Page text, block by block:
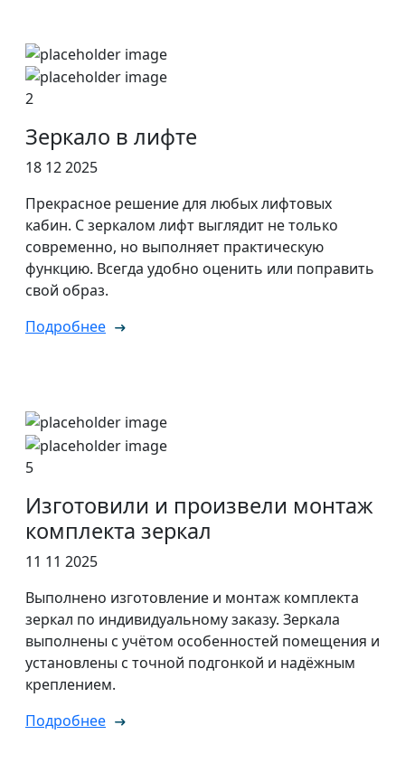
2
Зеркало в лифте
18 12 2025
Прекрасное решение для любых лифтовых
кабин. С зеркалом лифт выглядит не только
современно, но выполняет практическую
функцию. Всегда удобно оценить или поправить
свой образ.
Подробнее
5
Изготовили и произвели монтаж
комплекта зеркал
11 11 2025
Выполнено изготовление и монтаж комплекта
зеркал по индивидуальному заказу. Зеркала
выполнены с учётом особенностей помещения и
установлены с точной подгонкой и надёжным
креплением.
Подробнее